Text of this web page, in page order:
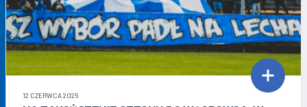
12 CZERWCA 2025